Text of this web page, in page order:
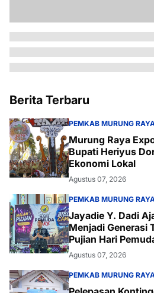
Berita Terbaru
PEMKAB MURUNG
Murung Raya
Bupati Heriyus
Ekonomi Lokal
Agustus 07, 2026
PEMKAB MURUNG
Jayadie Y. Dadi
Menjadi Generasi
Pujian Hari
Agustus 07, 2026
PEMKAB MURUNG